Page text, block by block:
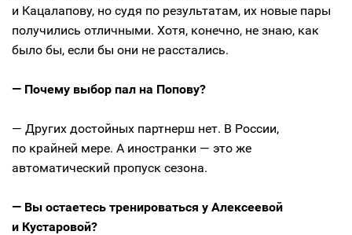
и Кацалапову, но судя по результатам, их новые пары
получились отличными. Хотя, конечно, не знаю, как
было бы, если бы они не расстались.
— Почему выбор пал на Попову?
— Других достойных партнерш нет. В России,
по крайней мере. А иностранки — это же
автоматический пропуск сезона.
— Вы остаетесь тренироваться у Алексеевой
и Кустаровой?